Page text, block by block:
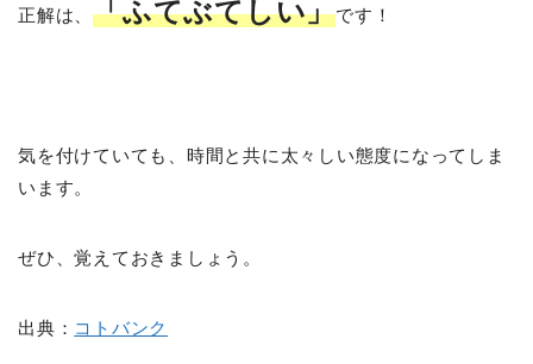
正解は、「ふてぶてしい」です！
気を付けていても、時間と共に太々しい態度になってしま
います。
ぜひ、覚えておきましょう。
出典： コトバンク